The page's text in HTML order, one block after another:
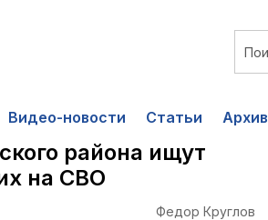
Видео-новости Статьи Архив
района ищут
на СВО
Федор Круглов